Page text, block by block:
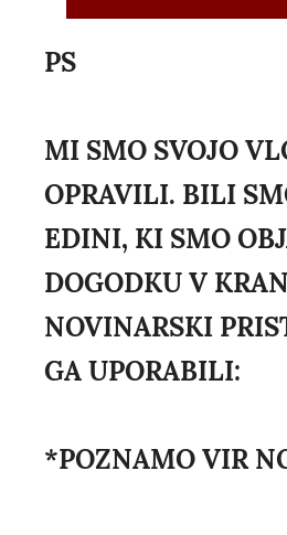
PS
MI SMO SVOJO
OPRAVILI. BILI
EDINI, KI SMO
DOGODKU V
NOVINARSKI
GA UPORABILI:
*POZNAMO VIR